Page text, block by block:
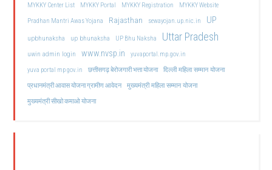
MYKKY Center List
MYKKY Portal MYKKY Registration
MYKKY Website
Pradhan Mantri Awas Yojana
Rajasthan sewayojan.up.nic.in UP
upbhunaksha up bhunaksha UP Bhu Naksha Uttar Pradesh
uwin admin login www.nvsp.in
yuvaportal.mp.gov.in
yuva portal mp gov.in
छत्तीसगढ़ बेरोजगारी भत्ता योजना दिल्ली महिला सम्मान योजना
प्रधानमंत्री आवास योजना ग्रामीण आवेदन मुख्यमंत्री महिला सम्मान योजना
मुख्यमंत्री सीखो कमाओ योजना